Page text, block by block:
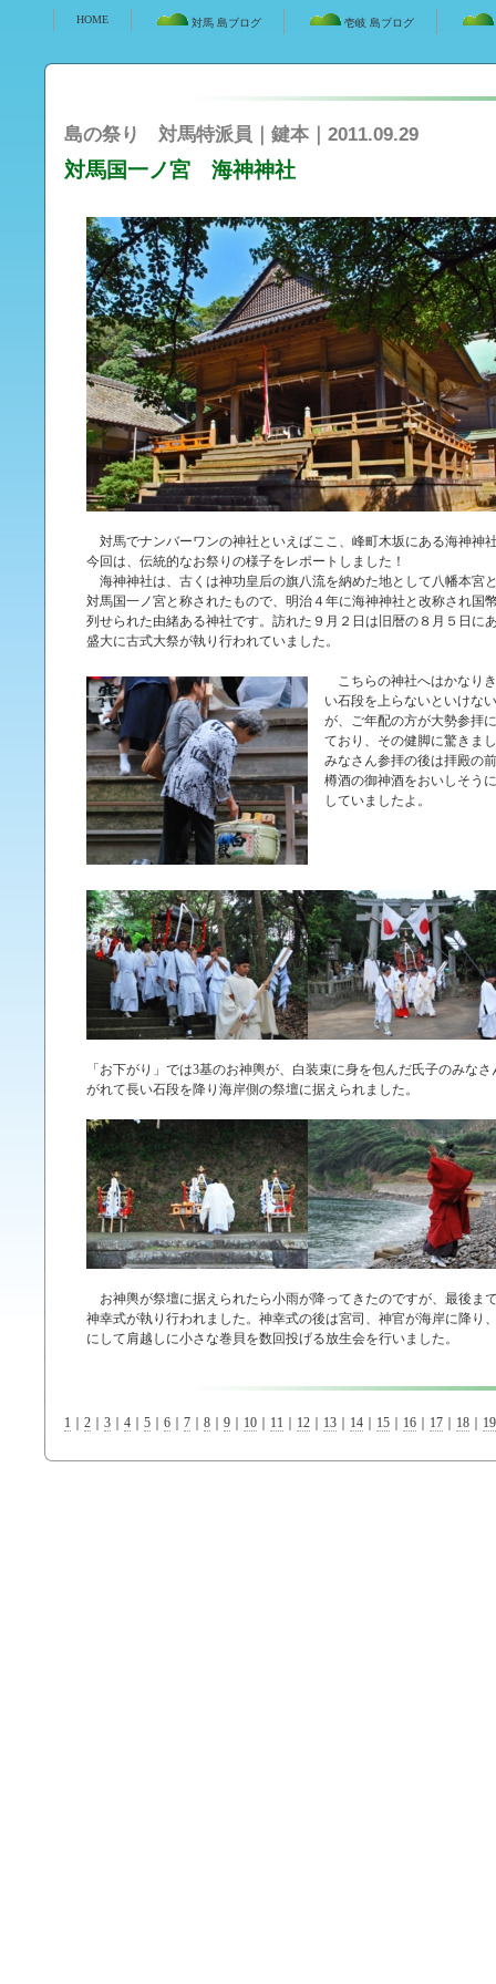
HOME 対馬 島ブログ 壱岐 島ブログ
島の祭り 対馬特派員｜鍵本｜2011.09.29
対馬国一ノ宮 海神神社
対馬でナンバーワンの神社といえばここ、峰町木坂にある海神神
今回は、伝統的なお祭りの様子をレポートしました！
海神神社は、古くは神功皇后の旗八流を納めた地として八幡本宮
対馬国一ノ宮と称されたもので、明治４年に海神神社と改称され国
列せられた由緒ある神社です。訪れた９月２日は旧暦の８月５日に
盛大に古式大祭が執り行われていました。
こちらの神社へはかなり
い石段を上らないといけな
が、ご年配の方が大勢参拝
ており、その健脚に驚き
みなさん参拝の後は拝殿の
樽酒の御神酒をおいしそう
していましたよ。
「お下がり」では3基のお神輿が、白装束に身を包んだ氏子のみなさ
がれて長い石段を降り海岸側の祭壇に据えられました。
お神輿が祭壇に据えられたら小雨が降ってきたのですが、最後ま
神幸式が執り行われました。神幸式の後は宮司、神官が海岸に降り
にして肩越しに小さな巻貝を数回投げる放生会を行いました。
1 2 3 4 5 6 7 8 9 10 11 12 13 14 15 16 17 18 19